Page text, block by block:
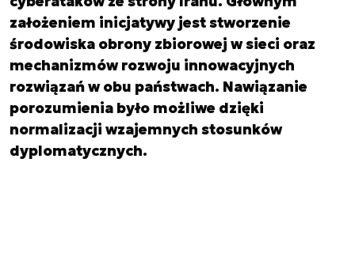
założeniem inicjatywy jest stworzenie
środowiska obrony zbiorowej w sieci oraz
mechanizmów rozwoju innowacyjnych
rozwiązań w obu państwach. Nawiązanie
porozumienia było możliwe dzięki
normalizacji wzajemnych stosunków
dyplomatycznych.